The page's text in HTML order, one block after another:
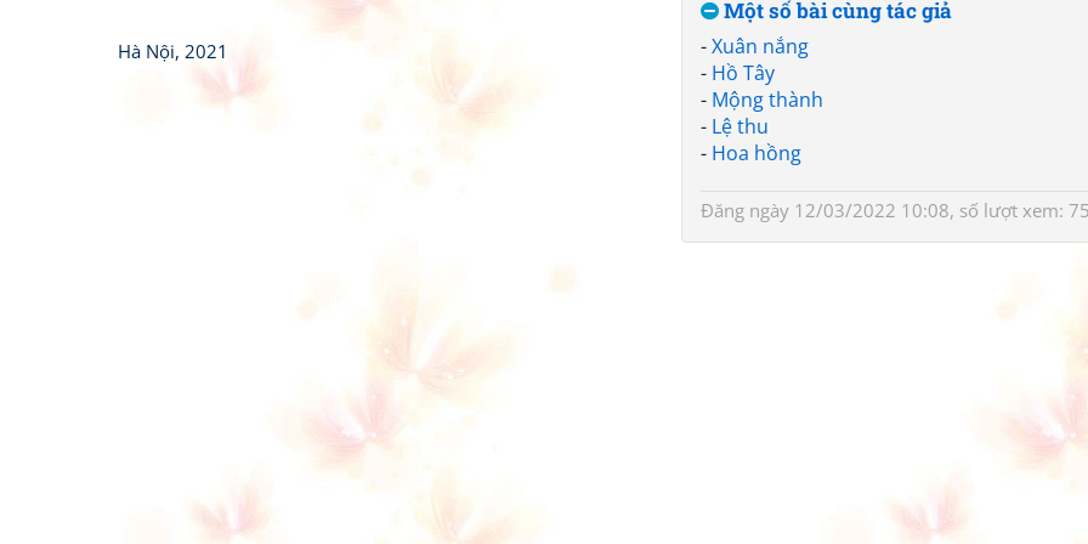
Một số bài cùng tác giả
-Xuân nắng
- Hồ Tây
- Mộng thành
- Lệ thu
- Hoa hồng
Đăng ngày 12/03/2022 10:08, số lượt xem:
Hà Nội, 2021